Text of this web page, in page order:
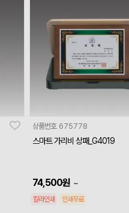
상품번호 675778
스마트 가리비 상패_G4019
74,500원 ~
칼라인쇄 인쇄무료